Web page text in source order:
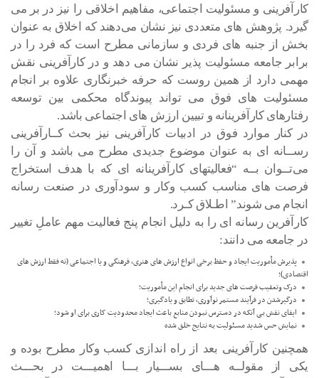
کارآفرینی و مسئولیت اجتماعی، مفاهیم اخلاقی را نیز در بر می
گیرد. پژوهش های متعددی نیز نشان می‌دهند که اخلاق به عنوان
بخش از جنبه های فردی و سازمانی مطرح است که فرد را در
برابر جامعه مسئولیت پذیر نشان می دهد و در کارآفرینی نقش
مهمی دارد از همین روست که حرفه خبرنگاری علاوه بر انجام
مسئولیت های فوق می تواند پیوندگاه محکمی بین توسعه
رفتارهای کارآفرینانه و تبیین ارزش های اجتماعی باشد.
در کنار موارد فوق در ادبیات کارآفرینی نیز بحث کــارآفرینی
رســانه ای به عنوان موضوع جدیدی مطرح می باشد و آن را
می‌تــوان بــه “فعالیتهای کارآفرینانه ای که با هدف استخراج
فرصت های مناسب کسب وکار و سودآوری در صنعت رسانه
انجام می شوند” اطـلاق کـرد.
کارآفرین رسانه ای را به دلیل انجام پنج فعالیت مهم عاملِ تغییر
در جامعه می دانند:
پذیرش مأموریت ایجاد و حفظ برخی انواع ارزش های هنری، فرهنگی و یا اجتماعی (نه فقط ارزش های
اقتصادی)؛
درک وتعقیب فرصت های جدید برای انجام این مأموریت؛
درگیرشدن در فرآیند مستمر نوآوری، تطابق و یادگیری؛
ایفای نقش بـی آنکـه در دسـترس نبـودن منابع باعث ایجاد محدودیت کاری برای او شود؛
نمایش حس شـدید مسـئولیت بـه نتـایج خلـق شده
همچنین کارآفرینی بعد از راه اندازی کسب وکار مطرح بوده و
یکی از مقولــه هـــای بســـیار بـــا اهمیـــت در بحـــث